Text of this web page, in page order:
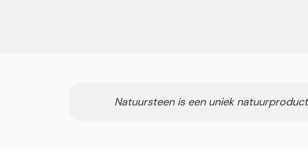
Natuursteen is een uniek